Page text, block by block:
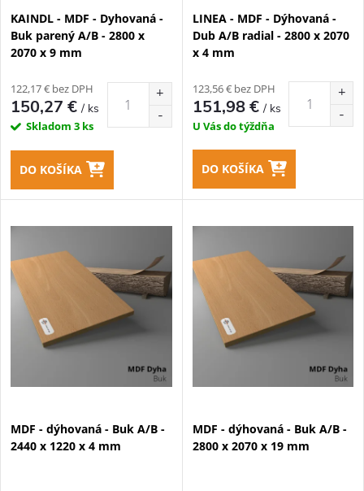
p
o
d
u
k
t
o
p
r
o
d
u
k
t
o
KAINDL - MDF - Dyhovaná -
Buk parený A/B - 2800 x
2070 x 9 mm
122,17 € bez DPH
150,27 €/ ks
Skladom 3 ks
DO KOŠÍKA
LINEA - MDF - Dýhovaná -
Dub A/B radial - 2800 x 2070
x 4 mm
123,56 € bez DPH
151,98 €/ ks
U Vás do týždňa
DO KOŠÍKA
MDF - dýhovaná - Buk A/B -
2440 x 1220 x 4 mm
MDF - dýhovaná - Buk A/B -
2800 x 2070 x 19 mm